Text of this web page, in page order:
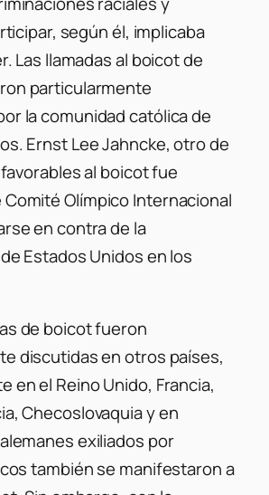
según él, implicaba
Las llamadas al boicot de
particularmente
la comunidad católica de
Ernst Lee Jahncke, otro de
al boicot fue
Comité Olímpico Internacional
en contra de la
Estados Unidos en los
de boicot fueron
discutidas en otros países,
en el Reino Unido, Francia,
Checoslovaquia y en
exiliados por
también se manifestaron a